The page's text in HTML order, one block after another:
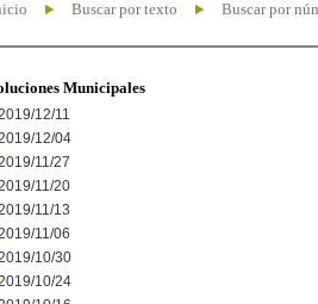
Buscar por texto Buscar por
Municipales
12/11
12/04
11/27
11/20
11/13
11/06
10/30
10/24